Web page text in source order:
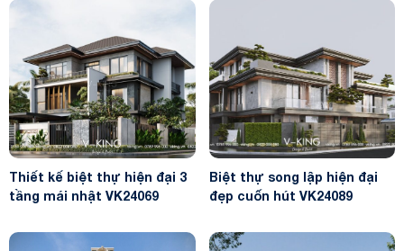
Thiết kế biệt thự hiện đại 3
tầng mái nhật VK24069
Biệt thự song lập hiện đại
đẹp cuốn hút VK24089